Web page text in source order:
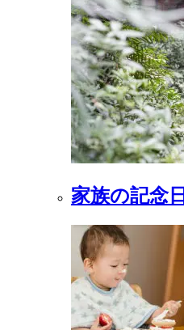
家族の記念日